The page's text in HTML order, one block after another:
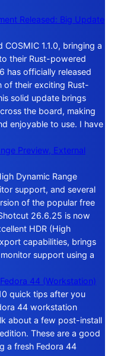
Released: Big Update
1.1.0, bringing a
their Rust-powered
has officially released
of their exciting Rust-
solid update brings
the board, making
enjoyable to use. I have
Preview, External
Dynamic Range
support, and several
of the popular free
26.6.25 is now
HDR (High
capabilities, brings
support using a
44 (Workstation)
quick tips after you
44 workstation
about a few post-install
These are a good
a fresh Fedora 44